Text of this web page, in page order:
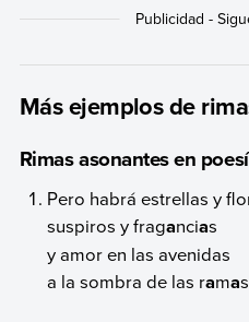
Más ejemplos de
Rimas asonantes en
Pero habrá estrellas y
suspiros y fragancias
y amor en las avenidas
a la sombra de las rama